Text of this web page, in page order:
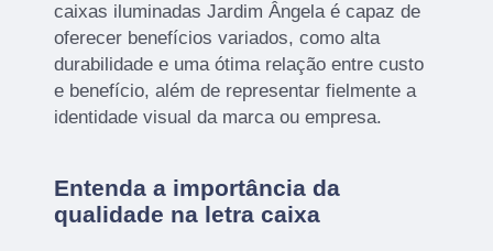
caixas iluminadas Jardim Ângela é capaz de
oferecer benefícios variados, como alta
durabilidade e uma ótima relação entre custo
e benefício, além de representar fielmente a
identidade visual da marca ou empresa.
Entenda a importância da
qualidade na letra caixa